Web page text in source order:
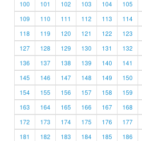
100
101 102 103 104 105
109
110 111 112 113 114
118
119 120 121 122 123
127
128 129 130 131 132
136
137 138 139 140 141
145
146 147 148 149 150
154
155 156 157 158 159
163
164 165 166 167 168
172
173 174 175 176 177
181
182 183 184 185 186